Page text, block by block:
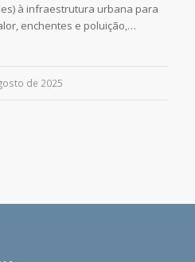
à infraestrutura urbana para
enchentes e poluição,…
de 2025